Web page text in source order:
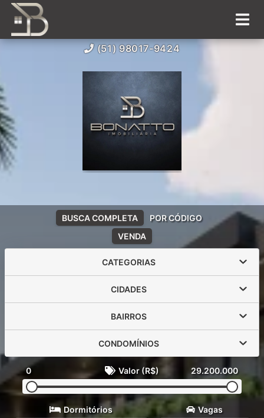
(51) 98017-9424
VENDA
BUSCA COMPLETA POR CÓDIGO
CATEGORIAS
CIDADES
BAIRROS
CONDOMÍNIOS
0 Valor (R$) 29.200.000
Dormitórios Vagas